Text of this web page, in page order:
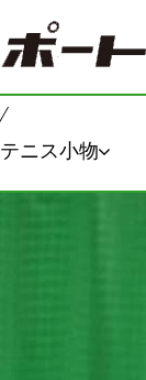
テニス小物